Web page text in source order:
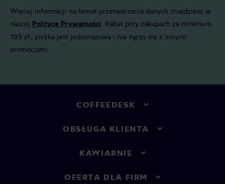
Więcej informacji na temat przetwarzania danych znajdziesz w
naszej Polityce Prywatności . Rabat przy zakupach za minimum
199 zł, zniżka jest jednorazowa i nie łączy się z innymi
promocjami.
COFFEEDESK
OBSŁUGA KLIENTA
KAWIARNIE
OFERTA DLA FIRM